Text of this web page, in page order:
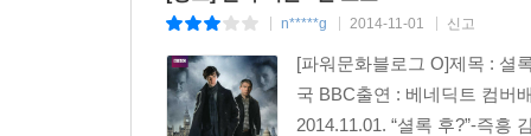
n*****g 2014-11-01 신고
[파워문화블로그 O]제목 : 셜
국 BBC출연 : 베네딕트 컴버
2014.11.01. “셜록 후?”-즉흥